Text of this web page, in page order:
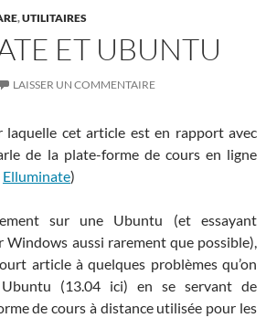
,UTILITAIRES
ET UBUNTU
LAISSER UN COMMENTAIRE
laquelle cet article est en rapport avec
de la plate-forme de cours en ligne
Elluminate)
sur une Ubuntu (et essayant
Windows aussi rarement que possible),
article à quelques problèmes qu’on
(13.04 ici) en se servant de
de cours à distance utilisée pour les